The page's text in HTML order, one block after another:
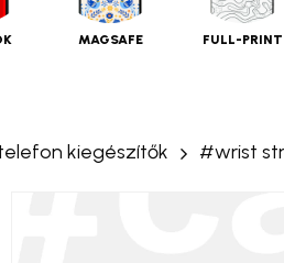
MAGSAFE FULL-PRINT
kiegészítők #wrist